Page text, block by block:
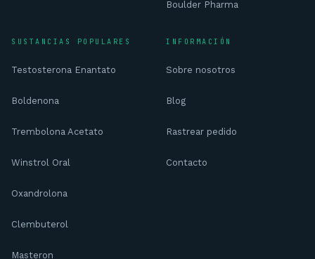
Boulder Pharma
SUSTANCIAS POPULARES
Testosterona Enantato
Boldenona
Trembolona Acetato
Winstrol Oral
Oxandrolona
Clembuterol
Masteron
INFORMACIÓN
Sobre nosotros
Blog
Rastrear pedido
Contacto
En línea — IA + asesor humano si lo necesitas
Hola, soy el asesor virtual de Complementos
complementos deportivos, sustancias, ciclos
necesitas algo personalizado te conecto
con un asesor humano por WhatsApp.